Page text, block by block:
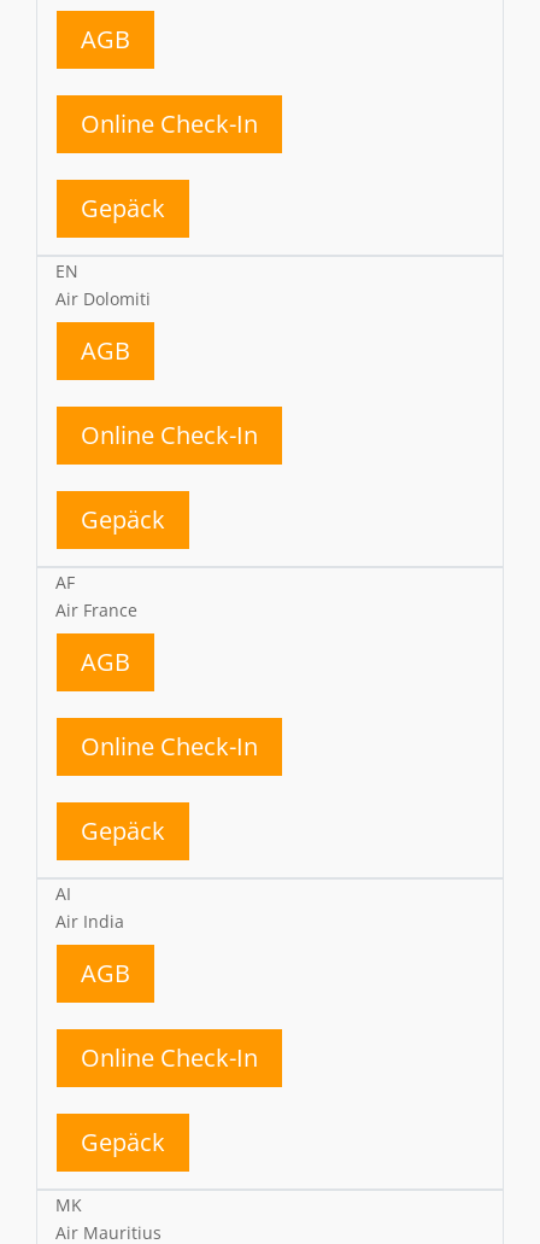
AGB
Online Check-In
Gepäck
EN
Air Dolomiti
AGB
Online Check-In
Gepäck
AF
Air France
AGB
Online Check-In
Gepäck
AI
Air India
AGB
Online Check-In
Gepäck
MK
Air Mauritius